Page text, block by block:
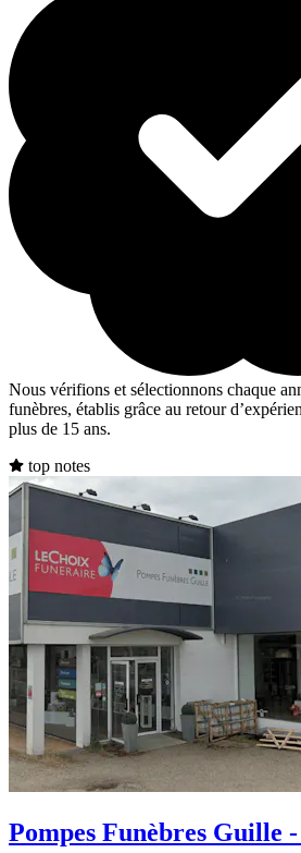
Nous vérifions et sélectionnons chaque
funèbres, établis grâce au retour
plus de 15 ans.
top notes
Pompes Funèbres Guille